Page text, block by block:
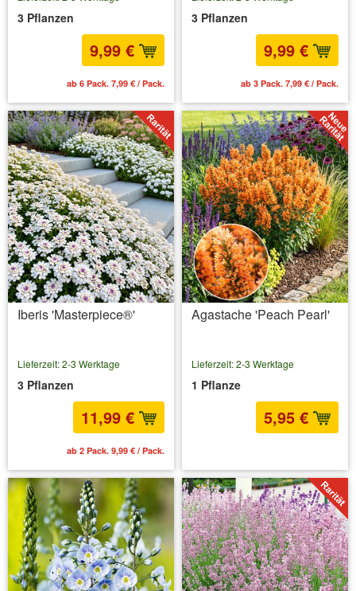
3 Pflanzen
9,99 €
ab 6 Pack. 7,99 € / Pack.
3 Pflanzen
9,99 €
ab 3 Pack. 7,99 € / Pack.
Iberis 'Masterpiece®'
Lieferzeit: 2-3 Werktage
3 Pflanzen
11,99 €
ab 2 Pack. 9,99 € / Pack.
Agastache 'Peach Pearl'
Lieferzeit: 2-3 Werktage
1 Pflanze
5,95 €